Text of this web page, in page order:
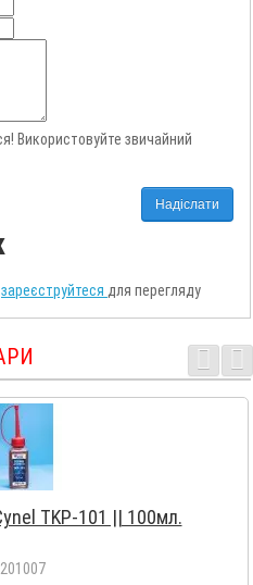
Використовуйте звичайний
Надіслати
зареєструйтеся для перегляду
TKP-101 || 100мл.